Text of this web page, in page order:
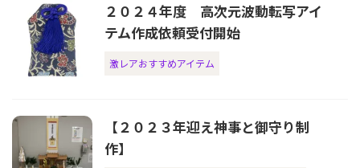
２０２４年度 高次元波動転写アイ
テム作成依頼受付開始
激レアおすすめアイテム
【２０２３年迎え神事と御守り制
作】